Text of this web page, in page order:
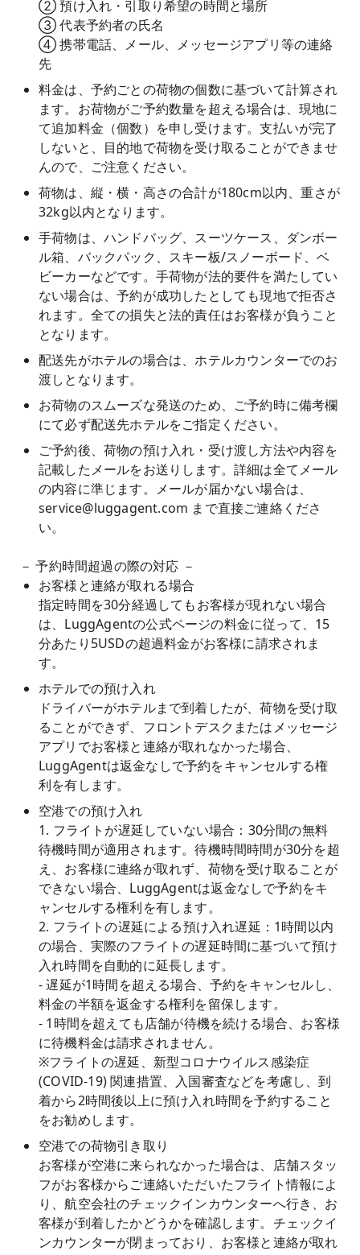
② 預け入れ・引取り希望の時間と場所
③ 代表予約者の氏名
④ 携帯電話、メール、メッセージアプリ等の連絡
先
料金は、予約ごとの荷物の個数に基づいて計算され
ます。お荷物がご予約数量を超える場合は、現地に
て追加料金（個数）を申し受けます。支払いが完了
しないと、目的地で荷物を受け取ることができませ
んので、ご注意ください。
荷物は、縦・横・高さの合計が180cm以内、重さが
32kg以内となります。
手荷物は、ハンドバッグ、スーツケース、ダンボー
ル箱、バックパック、スキー板/スノーボード、ベ
ビーカーなどです。手荷物が法的要件を満たしてい
ない場合は、予約が成功したとしても現地で拒否さ
れます。全ての損失と法的責任はお客様が負うこと
となります。
配送先がホテルの場合は、ホテルカウンターでのお
渡しとなります。
お荷物のスムーズな発送のため、ご予約時に備考欄
にて必ず配送先ホテルをご指定ください。
ご予約後、荷物の預け入れ・受け渡し方法や内容を
記載したメールをお送りします。詳細は全てメール
の内容に準じます。メールが届かない場合は、
service@luggagent.com まで直接ご連絡くださ
い。
－ 予約時間超過の際の対応 －
お客様と連絡が取れる場合
指定時間を30分経過してもお客様が現れない場合
は、LuggAgentの公式ページの料金に従って、15
分あたり5USDの超過料金がお客様に請求されま
す。
ホテルでの預け入れ
ドライバーがホテルまで到着したが、荷物を受け取
ることができず、フロントデスクまたはメッセージ
アプリでお客様と連絡が取れなかった場合、
LuggAgentは返金なしで予約をキャンセルする権
利を有します。
空港での預け入れ
1. フライトが遅延していない場合：30分間の無料
待機時間が適用されます。待機時間時間が30分を超
え、お客様に連絡が取れず、荷物を受け取ることが
できない場合、LuggAgentは返金なしで予約をキ
ャンセルする権利を有します。
2. フライトの遅延による預け入れ遅延：1時間以内
の場合、実際のフライトの遅延時間に基づいて預け
入れ時間を自動的に延長します。
- 遅延が1時間を超える場合、予約をキャンセルし、
料金の半額を返金する権利を留保します。
- 1時間を超えても店舗が待機を続ける場合、お客様
に待機料金は請求されません。
※フライトの遅延、新型コロナウイルス感染症
(COVID-19) 関連措置、入国審査などを考慮し、到
着から2時間後以上に預け入れ時間を予約すること
をお勧めします。
空港での荷物引き取り
お客様が空港に来られなかった場合は、店舗スタッ
フがお客様からご連絡いただいたフライト情報によ
り、航空会社のチェックインカウンターへ行き、お
客様が到着したかどうかを確認します。チェックイ
ンカウンターが閉まっており、お客様と連絡が取れ